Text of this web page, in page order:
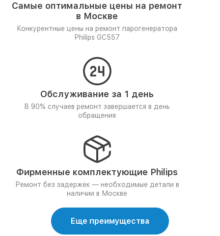
Самые оптимальные цены на ремонт
в Москве
Конкурентные цены на ремонт парогенератора
Philips GC557
Обслуживание за 1 день
В 90% случаев ремонт завершается в день
обращения
Фирменные комплектующие Philips
Ремонт без задержек — необходимые детали в
наличии в Москве
Еще преимущества